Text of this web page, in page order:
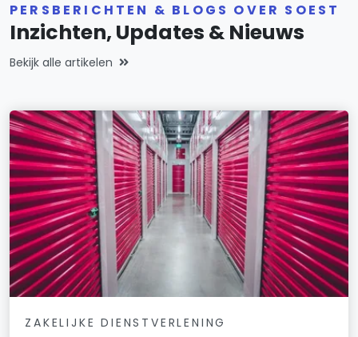
PERSBERICHTEN & BLOGS OVER SOEST
Inzichten, Updates & Nieuws
Bekijk alle artikelen
ZAKELIJKE DIENSTVERLENING